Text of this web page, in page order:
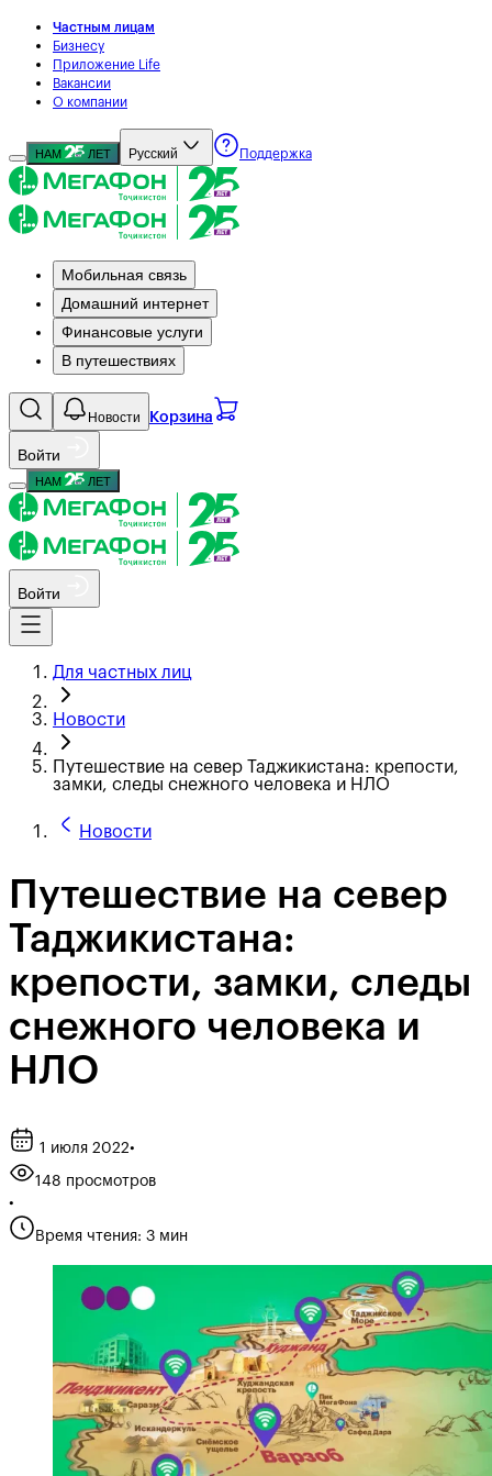
Частным лицам
Бизнесу
Приложение Life
Вакансии
О компании
НАМ ЛЕТ Русский Поддержка
Мобильная связь
Домашний интернет
Финансовые услуги
В путешествиях
Новости Корзина
Войти
НАМ ЛЕТ
Войти
Для частных лиц
Новости
Путешествие на север Таджикистана: крепости,
замки, следы снежного человека и НЛО
Новости
Путешествие на север
Таджикистана:
крепости, замки, следы
снежного человека и
НЛО
1 июля 2022•
148 просмотров
•
Время чтения: 3 мин